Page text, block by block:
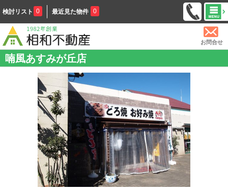
検討リスト 0 最近見た物件 0
お問合せ
喃風あすみが丘店